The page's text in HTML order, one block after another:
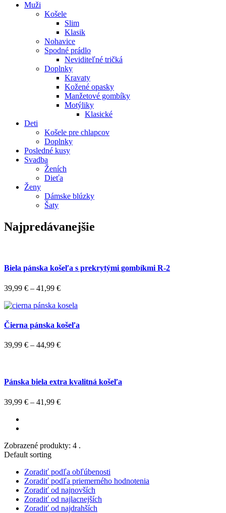
Muži
Košele
Slim
Klasik
Nohavice
Spodné prádlo
Neviditeľné tričká
Doplnky
Kravaty
Kožené opasky
Manžetové gombíky
Motýliky
Klasické
Deti
Košele pre chlapcov
Doplnky
Posledné kusy
Svadba
Ženích
Dieťa
Ženy
Dámske blúzky
Šaty
Najpredávanejšie
Biela pánska košeľa s prekrytými gombíkmi R-2
39,99 € – 41,99 €
Čierna pánska košeľa
39,99 € – 44,99 €
Pánska biela extra kvalitná košeľa
39,99 € – 41,99 €
Zobrazené produkty: 4 .
Default sorting
Zoradiť podľa obľúbenosti
Zoradiť podľa priemerného hodnotenia
Zoradiť od najnovších
Zoradiť od najlacnejších
Zoradiť od najdrahších